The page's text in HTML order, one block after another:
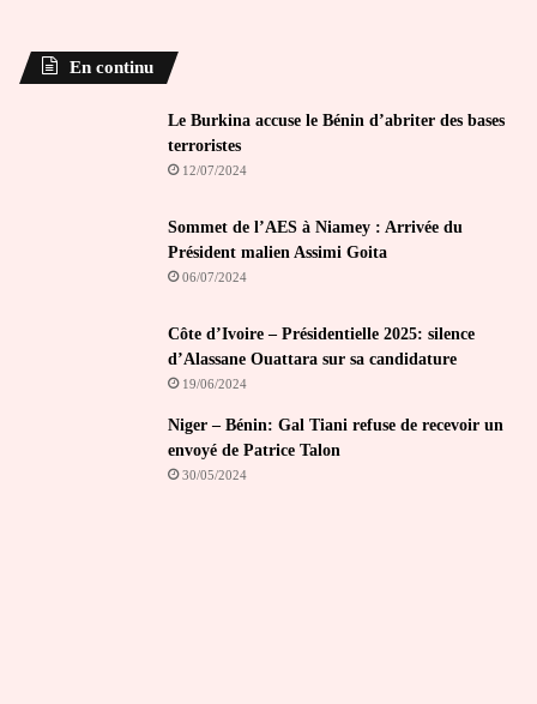
En continu
Le Burkina accuse le Bénin d’abriter des bases
terroristes
12/07/2024
Sommet de l’AES à Niamey : Arrivée du
Président malien Assimi Goita
06/07/2024
Côte d’Ivoire – Présidentielle 2025: silence
d’Alassane Ouattara sur sa candidature
19/06/2024
Niger – Bénin: Gal Tiani refuse de recevoir un
envoyé de Patrice Talon
30/05/2024